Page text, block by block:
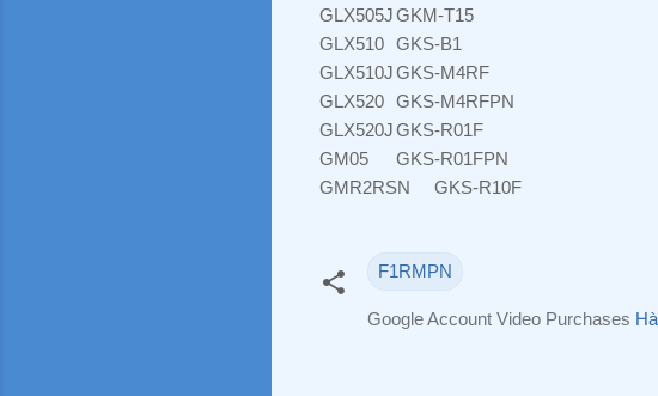
GLX505JGKM-T15
GLX510 GKS-B1
GLX510JGKS-M4RF
GLX520 GKS-M4RFPN
GLX520JGKS-R01F
GM05
GKS-R01FPN
GMR2RSN
GKS-R10F
F1RMPN
Google Account Video Purchases